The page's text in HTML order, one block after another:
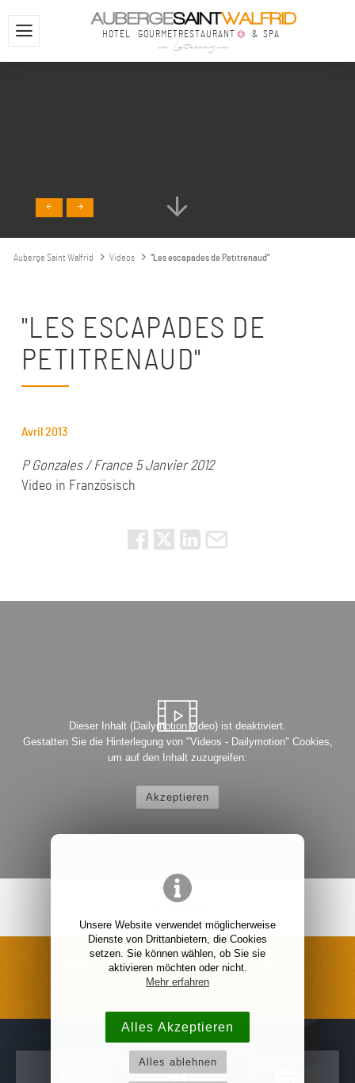
Unsere Website verwendet möglicherweise
Dienste von Drittanbietern, die Cookies
setzen. Sie können wählen, ob Sie sie
aktivieren möchten oder nicht.
Mehr erfahren
Alles Akzeptieren
Alles ablehnen
HOTEL GOURMETRESTAURANT & SPA
in Lothringen
Auberge Saint Walfrid Videos "Les escapades de Petitrenaud"
"LES ESCAPADES DE
PETITRENAUD"
Avril 2013
P Gonzales / France 5 Janvier 2012
Video in Französisch
Dieser Inhalt (Dailymotion video) ist deaktiviert.
Gestatten Sie die Hinterlegung von "Videos - Dailymotion" Cookies,
um auf den Inhalt zuzugreifen:
Akzeptieren
Les escapades de Petitrenaud à sarreguemines 29...
REKRUTIERUNG TOURISMUS
SONDERANGEBOTE
BRASSERIE DU CASINO